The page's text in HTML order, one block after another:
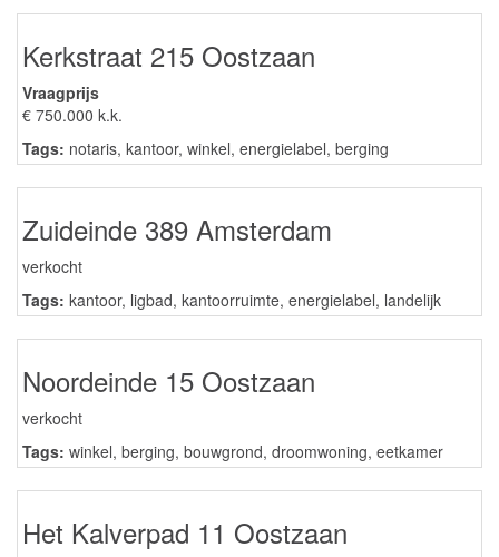
Kerkstraat 215 Oostzaan
Vraagprijs
€ 750.000 k.k.
Tags: notaris, kantoor, winkel, energielabel, berging
Zuideinde 389 Amsterdam
verkocht
Tags: kantoor, ligbad, kantoorruimte, energielabel, landelijk
Noordeinde 15 Oostzaan
verkocht
Tags: winkel, berging, bouwgrond, droomwoning, eetkamer
Het Kalverpad 11 Oostzaan